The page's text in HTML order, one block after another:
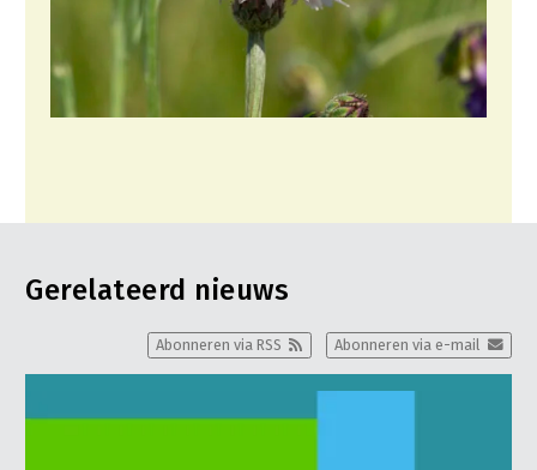
Gerelateerd nieuws
Abonneren via e-mail
Abonneren via RSS